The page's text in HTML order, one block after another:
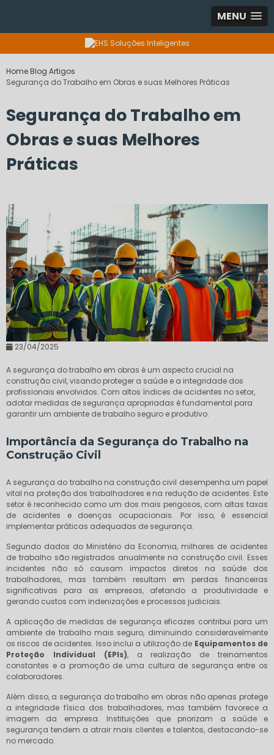
MENU
HomeBlog Artigos
Segurança do Trabalho em Obras e suas Melhores Práticas
Segurança do Trabalho em
Obras e suas Melhores
Práticas
23/04/2025
A segurança do trabalho em obras é um aspecto crucial na
construção civil, visando proteger a saúde e a integridade dos
profissionais envolvidos. Com altos índices de acidentes no setor,
adotar medidas de segurança apropriadas é fundamental para
garantir um ambiente de trabalho seguro e produtivo.
Importância da Segurança do Trabalho na
Construção Civil
A segurança do trabalho na construção civil desempenha um papel
vital na proteção dos trabalhadores e na redução de acidentes. Este
setor é reconhecido como um dos mais perigosos, com altas taxas
de acidentes e doenças ocupacionais. Por isso, é essencial
implementar práticas adequadas de segurança.
Segundo dados do Ministério da Economia, milhares de acidentes
de trabalho são registrados anualmente na construção civil. Esses
incidentes não só causam impactos diretos na saúde dos
trabalhadores, mas também resultam em perdas financeiras
significativas para as empresas, afetando a produtividade e
gerando custos com indenizações e processos judiciais.
A aplicação de medidas de segurança eficazes contribui para um
ambiente de trabalho mais seguro, diminuindo consideravelmente
os riscos de acidentes. Isso inclui a utilização de Equipamentos de
Proteção Individual (EPIs), a realização de treinamentos
constantes e a promoção de uma cultura de segurança entre os
colaboradores.
Além disso, a segurança do trabalho em obras não apenas protege
a integridade física dos trabalhadores, mas também favorece a
imagem da empresa. Instituições que priorizam a saúde e
segurança tendem a atrair mais clientes e talentos, destacando-se
no mercado.